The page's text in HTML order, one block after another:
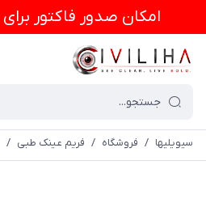
امكان صدور فاکتور برای
سیویلیها / فروشگاه / فریم عینک طبی /